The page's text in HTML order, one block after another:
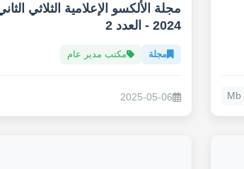
مجلة الألكسو الإعلامية الثلاثي
2024 - العدد 2
مجلة مكتب مدير عام
2025-05-06